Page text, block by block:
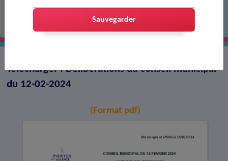
12-02-2024
Télécharger : Délibérations du conseil municipal
du 12-02-2024
(Format pdf)
Sauvegarder